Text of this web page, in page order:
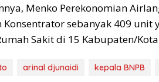
Menko Perekonomian
Konsentrator sebanyak 409 unit
Sakit di 15 Kabupaten/
arinal djunaidi kepala BNPB